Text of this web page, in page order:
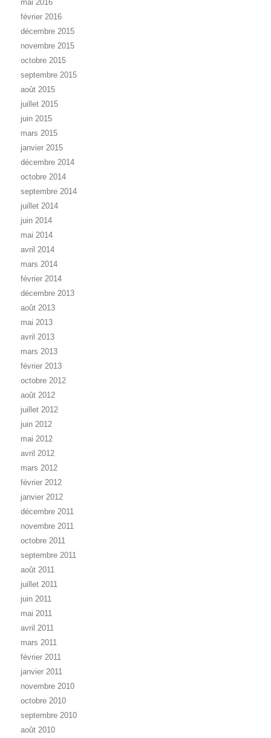
mai 2016
février 2016
décembre 2015
novembre 2015
octobre 2015
septembre 2015
août 2015
juillet 2015
juin 2015
mars 2015
janvier 2015
décembre 2014
octobre 2014
septembre 2014
juillet 2014
juin 2014
mai 2014
avril 2014
mars 2014
février 2014
décembre 2013
août 2013
mai 2013
avril 2013
mars 2013
février 2013
octobre 2012
août 2012
juillet 2012
juin 2012
mai 2012
avril 2012
mars 2012
février 2012
janvier 2012
décembre 2011
novembre 2011
octobre 2011
septembre 2011
août 2011
juillet 2011
juin 2011
mai 2011
avril 2011
mars 2011
février 2011
janvier 2011
novembre 2010
octobre 2010
septembre 2010
août 2010